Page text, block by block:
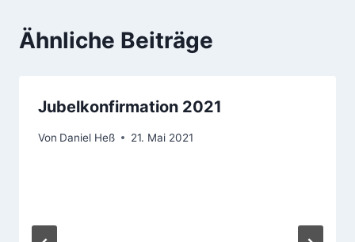
Ähnliche Beiträge
Jubelkonfirmation 2021
Von Daniel Heß 21. Mai 2021